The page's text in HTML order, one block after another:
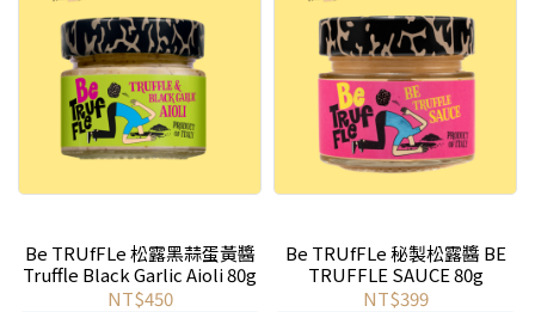
Be TRUfFLe 松露黑蒜蛋黃醬
Truffle Black Garlic Aioli 80g
NT$450
Be TRUfFLe 秘製松露醬 BE
TRUFFLE SAUCE 80g
NT$399